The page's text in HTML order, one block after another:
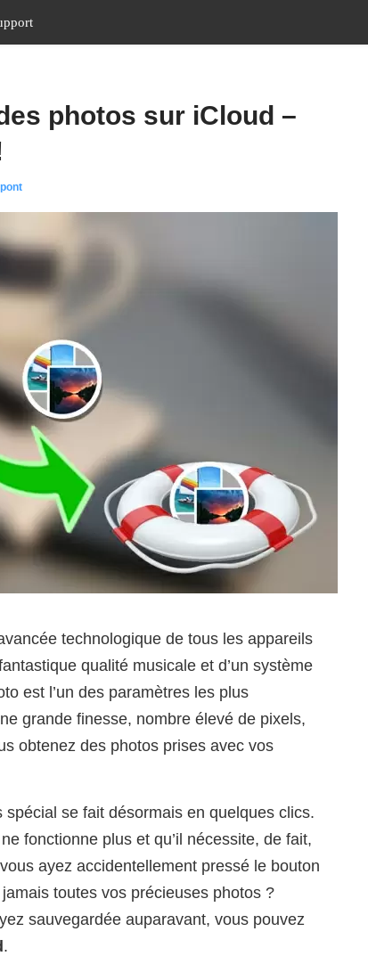
photos sur iCloud –
technologique de tous les appareils
qualité musicale et d’un système
est l’un des paramètres les plus
grande finesse, nombre élevé de pixels,
obtenez des photos prises avec vos
se fait désormais en quelques clics.
fonctionne plus et qu’il nécessite, de fait,
ayez accidentellement pressé le bouton
toutes vos précieuses photos ?
sauvegardée auparavant, vous pouvez
.